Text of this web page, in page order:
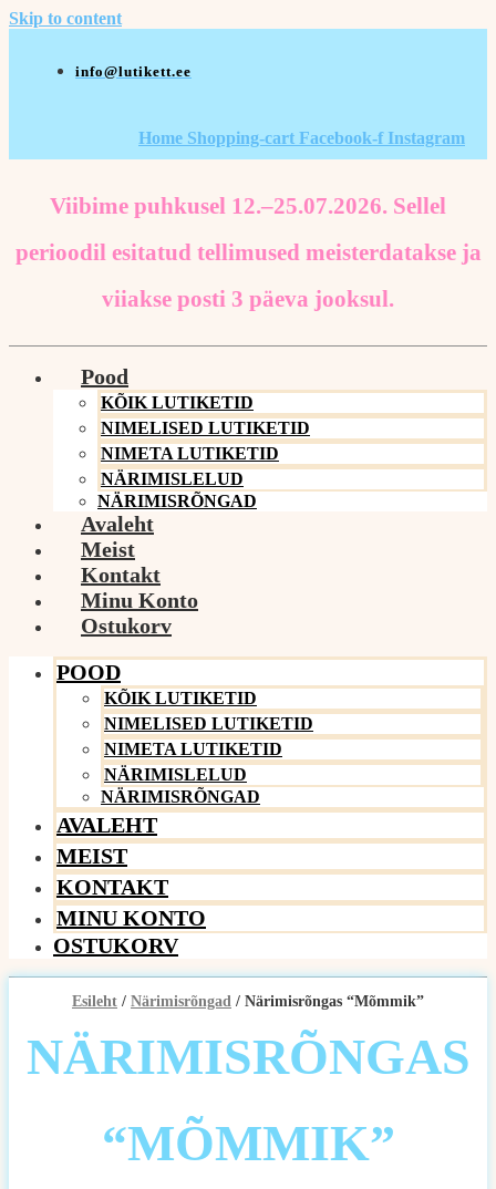
Skip to content
info@lutikett.ee
Home Shopping-cart Facebook-f Instagram
Viibime puhkusel 12.–25.07.2026. Sellel
perioodil esitatud tellimused meisterdatakse ja
viiakse posti 3 päeva jooksul.
Pood
KÕIK LUTIKETID
NIMELISED LUTIKETID
NIMETA LUTIKETID
NÄRIMISLELUD
NÄRIMISRÕNGAD
Avaleht
Meist
Kontakt
Minu Konto
Ostukorv
POOD
KÕIK LUTIKETID
NIMELISED LUTIKETID
NIMETA LUTIKETID
NÄRIMISLELUD
NÄRIMISRÕNGAD
AVALEHT
MEIST
KONTAKT
MINU KONTO
OSTUKORV
Esileht / Närimisrõngad / Närimisrõngas “Mõmmik”
NÄRIMISRÕNGAS
“MÕMMIK”